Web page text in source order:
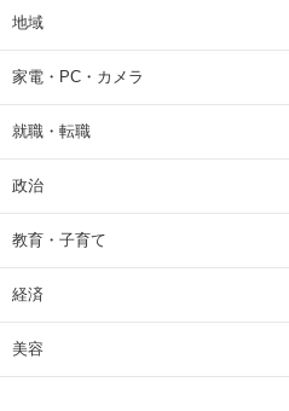
地域
家電・PC・カメラ
就職・転職
政治
教育・子育て
経済
美容